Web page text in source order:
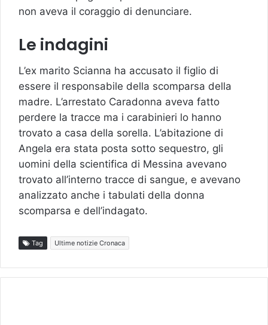
non aveva il coraggio di denunciare.
Le indagini
L’ex marito Scianna ha accusato il figlio di
essere il responsabile della scomparsa della
madre. L’arrestato Caradonna aveva fatto
perdere la tracce ma i carabinieri lo hanno
trovato a casa della sorella. L’abitazione di
Angela era stata posta sotto sequestro, gli
uomini della scientifica di Messina avevano
trovato all’interno tracce di sangue, e avevano
analizzato anche i tabulati della donna
scomparsa e dell’indagato.
Tag Ultime notizie Cronaca